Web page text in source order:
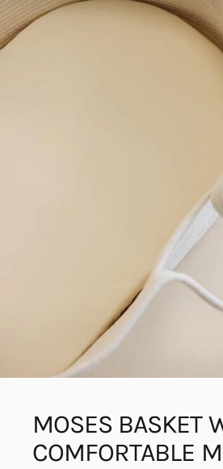
personalisieren, Funktionen für
zu können und die Zugriffe auf
analysieren. Außerdem geben wir
Verwendung unserer Website an
soziale Medien, Werbung und
Partner führen diese Informationen
weiteren Daten zusammen, die Sie
haben oder die sie im Rahmen
MOSES BASKET
COMFORTABLE